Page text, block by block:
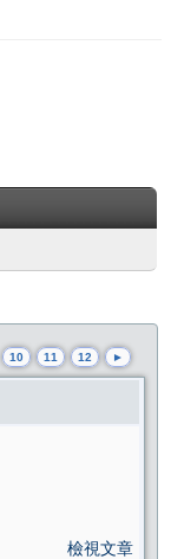
10 11 12 ►
檢視文章